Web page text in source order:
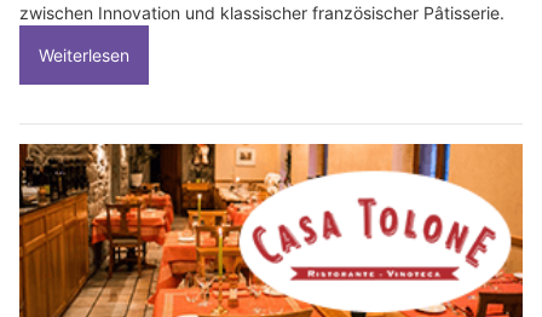
zwischen Innovation und klassischer französischer Pâtisserie.
Weiterlesen